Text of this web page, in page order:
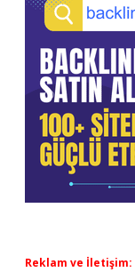
Reklam ve İletişim: